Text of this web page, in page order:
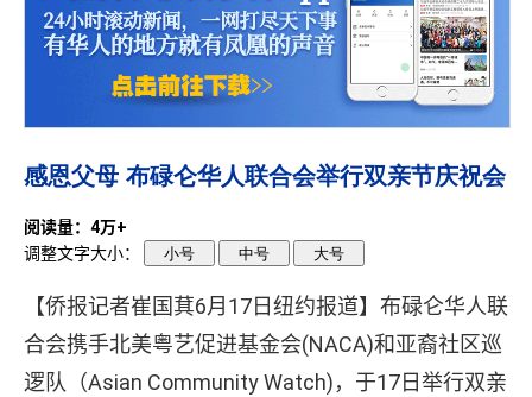
感恩父母 布碌仑华人联合会举行双亲节庆祝会
阅读量：4万+
调整文字大小：
小号 中号 大号
【侨报记者崔国萁6月17日纽约报道】布碌仑华人联
合会携手北美粤艺促进基金会(NACA)和亚裔社区巡
逻队（Asian Community Watch)，于17日举行双亲